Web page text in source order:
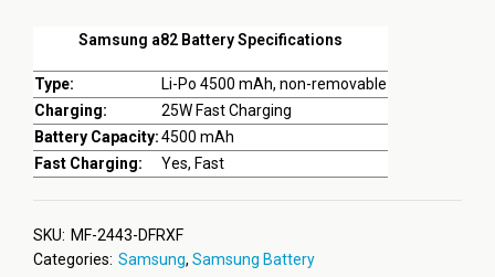
Samsung a82 Battery Specifications
Type:
Li-Po 4500 mAh, non-removable
Charging:
25W Fast Charging
Battery Capacity:4500 mAh
Fast Charging:
Yes, Fast
SKU: MF-2443-DFRXF
Categories: Samsung, Samsung Battery